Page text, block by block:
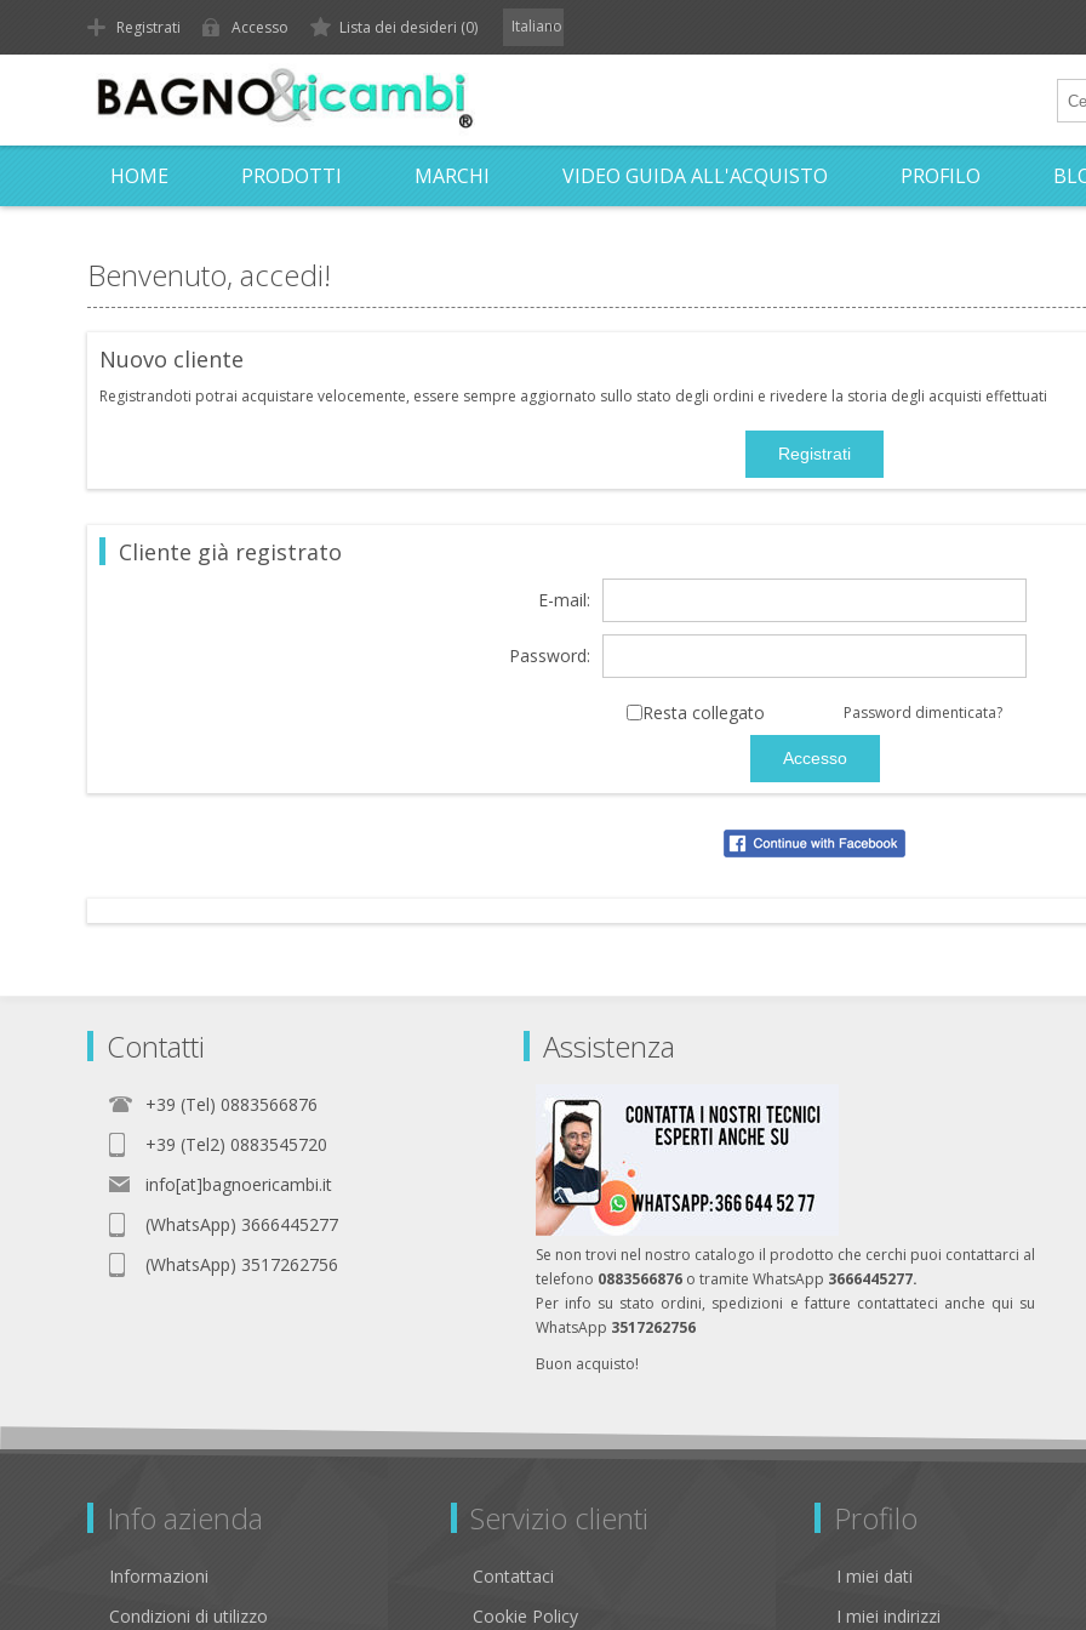
Registrati Accesso Lista dei desideri (0) Italiano
HOME PRODOTTI MARCHI VIDEO GUIDA ALL'ACQUISTO PROFILO
Benvenuto, accedi!
Nuovo cliente
Registrandoti potrai acquistare velocemente, essere sempre aggiornato sullo stato degli ordini e rivedere la storia degli acquisti effettuati
Cliente già registrato
E-mail:
Password:
Resta collegato Password dimenticata?
Contatti
+39 (Tel) 0883566876
+39 (Tel2) 0883545720
info[at]bagnoericambi.it
(WhatsApp) 3666445277
(WhatsApp) 3517262756
Assistenza
Se non trovi nel nostro catalogo il prodotto che cerchi puoi contattarci al
telefono 0883566876 o tramite WhatsApp 3666445277.
Per info su stato ordini, spedizioni e fatture contattateci anche qui su
WhatsApp 3517262756
Buon acquisto!
Info azienda
Informazioni
Condizioni di utilizzo
Servizio clienti
Contattaci
Cookie Policy
Profilo
I miei dati
I miei indirizzi